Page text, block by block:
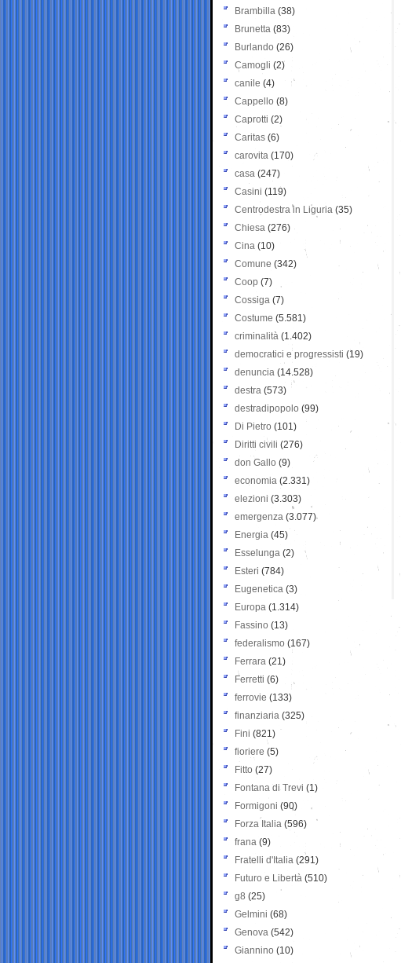
Brambilla (38)
Brunetta (83)
Burlando (26)
Camogli (2)
canile (4)
Cappello (8)
Caprotti (2)
Caritas (6)
carovita (170)
casa (247)
Casini (119)
Centrodestra in Liguria (35)
Chiesa (276)
Cina (10)
Comune (342)
Coop (7)
Cossiga (7)
Costume (5.581)
criminalità (1.402)
democratici e progressisti (19)
denuncia (14.528)
destra (573)
destradipopolo (99)
Di Pietro (101)
Diritti civili (276)
don Gallo (9)
economia (2.331)
elezioni (3.303)
emergenza (3.077)
Energia (45)
Esselunga (2)
Esteri (784)
Eugenetica (3)
Europa (1.314)
Fassino (13)
federalismo (167)
Ferrara (21)
Ferretti (6)
ferrovie (133)
finanziaria (325)
Fini (821)
fioriere (5)
Fitto (27)
Fontana di Trevi (1)
Formigoni (90)
Forza Italia (596)
frana (9)
Fratelli d'Italia (291)
Futuro e Libertà (510)
g8 (25)
Gelmini (68)
Genova (542)
Giannino (10)